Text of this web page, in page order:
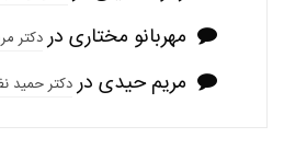
مهربانو مختاری دردکتر
مریم حیدی دردکتر حمید